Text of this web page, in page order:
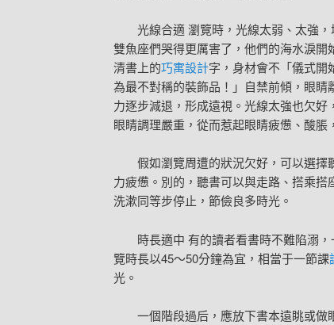
光線合適 瀏覽時，光線太弱、太強
雙魚座們哭得更厲害了，他們的海水淚
清書上的巧寓設計字，身材會不「儀式開
為最不對稱的裝飾品！」自禁前傾，眼
力逐步減退，形成遠視。光線太強也欠好
眼睛調理嚴重，從而惹起眼睛疲憊、酸脹
假如瀏覽周遭的狀況欠好，可以選擇
力疲憊。別的，聽書可以與走路、搭乘搭
洗漱同等步停止，節儉良多時光。
時長適中 有的讀者看書時不難陷溺
覽時長以45～50分鐘為宜，相當于一節課
光。
一個階段過后，應放下書本遠眺或